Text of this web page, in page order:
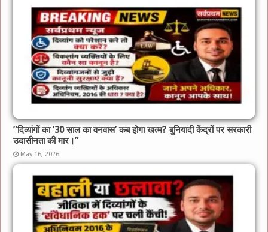
​”दिव्यांगों का ’30 साल का वनवास’ कब होगा खत्म? बुनियादी केंद्रों पर सरकारी
उदासीनता की मार।”
May 16, 2026